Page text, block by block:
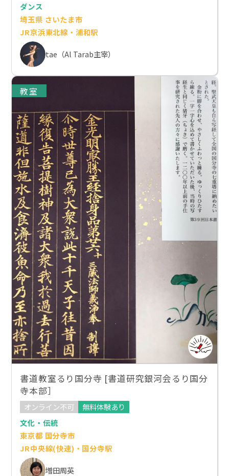
ダンス
埼玉県 さいたま市
JR京浜東北線・浦和駅
tae（Al Tarab主宰）
教室
書道教室るり国分寺 [書道研究銀河会るり国分
寺本部］
オンライン不可
無料体験あり
文化・伝統
東京都 国分寺市
JR中央線(快速)・国分寺駅
増田周英